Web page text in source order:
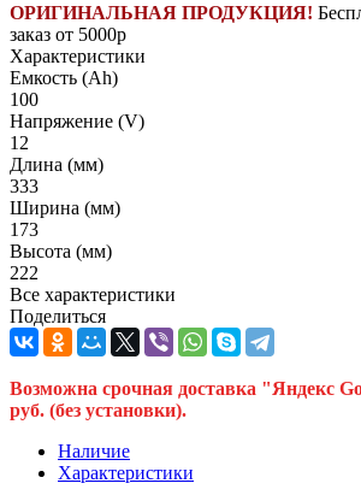
ОРИГИНАЛЬНАЯ ПРОДУКЦИЯ!
заказ от 5000р
Характеристики
Емкость (Ah)
100
Напряжение (V)
12
Длина (мм)
333
Ширина (мм)
173
Высота (мм)
222
Все характеристики
Поделиться
Возможна срочная доставка "Яндекс
руб. (без установки).
Наличие
Характеристики